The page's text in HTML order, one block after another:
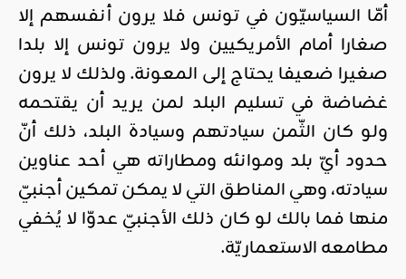
أمّا السياسيّون في تونس فلا يرون أنفسهم إلا
صغارا أمام الأمريكيين ولا يرون تونس إلا بلدا
صغيرا ضعيفا يحتاج إلى المعونة. ولذلك لا يرون
غضاضة في تسليم البلد لمن يريد أن يقتحمه
ولو كان الثّمن سيادتهم وسيادة البلد، ذلك أنّ
حدود أيّ بلد وموانئه ومطاراته هي أحد عناوين
سيادته، وهي المناطق التي لا يمكن تمكين أجنبيّ
منها فما بالك لو كان ذلك الأجنبيّ عدوّا لا يُخفي
مطامعه الاستعماريّة.